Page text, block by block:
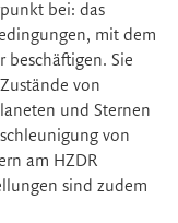
bei: das
mit dem
beschäftigen. Sie
von
und Sternen
von
am HZDR
sind zudem